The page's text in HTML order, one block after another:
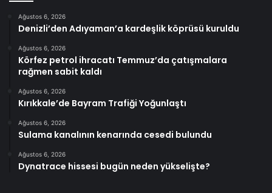
Ağustos 6, 2026
Denizli’den Adıyaman’a kardeşlik köprüsü kuruldu
Ağustos 6, 2026
Körfez petrol ihracatı Temmuz’da çatışmalara
rağmen sabit kaldı
Ağustos 6, 2026
Kırıkkale’de Bayram Trafiği Yoğunlaştı
Ağustos 6, 2026
Sulama kanalının kenarında cesedi bulundu
Ağustos 6, 2026
Dynatrace hissesi bugün neden yükselişte?